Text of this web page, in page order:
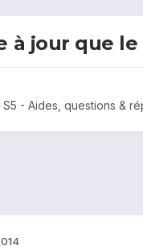
à jour que le
S5 - Aides, questions &